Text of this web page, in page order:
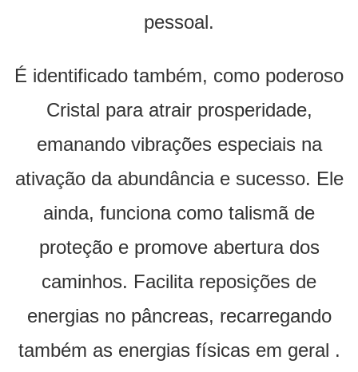
pessoal.
É identificado também, como poderoso
Cristal para atrair prosperidade,
emanando vibrações especiais na
ativação da abundância e sucesso. Ele
ainda, funciona como talismã de
proteção e promove abertura dos
caminhos. Facilita reposições de
energias no pâncreas, recarregando
também as energias físicas em geral .